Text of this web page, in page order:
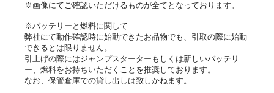
※画像にてご確認いただけるものが全てとなっております。
※バッテリーと燃料に関して
弊社にて動作確認時に始動できたお品物でも、引取の際に始動
できるとは限りません。
引上げの際にはジャンプスターターもしくは新しいバッテリ
ー、燃料をお持ちいただくことを推奨しております。
なお、保管倉庫での貸し出しは致しかねます。